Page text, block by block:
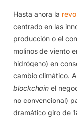
Hasta ahora la
centrado en las
producción o el
molinos de viento
hidrógeno) en
cambio climático.
blockchain el
no convencional)
dramático giro de